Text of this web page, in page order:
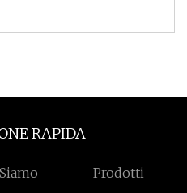
RAPIDA
Prodotti